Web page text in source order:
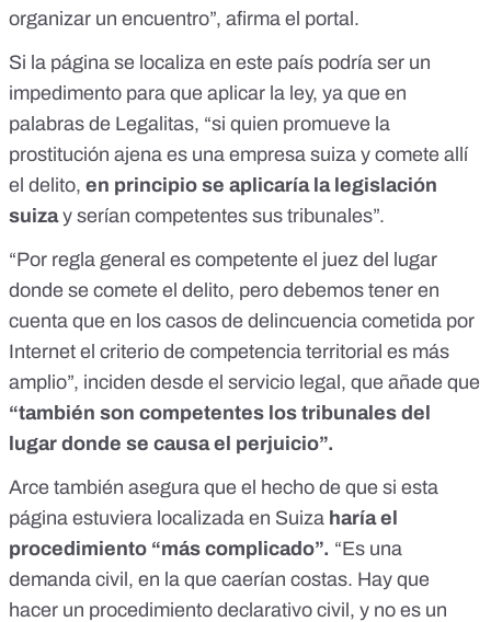
organizar un encuentro”, afirma el portal.
Si la página se localiza en este país podría ser un
impedimento para que aplicar la ley, ya que en
palabras de Legalitas, “si quien promueve la
prostitución ajena es una empresa suiza y comete allí
el delito, en principio se aplicaría la legislación
suizay serían competentes sus tribunales”.
“Por regla general es competente el juez del lugar
donde se comete el delito, pero debemos tener en
cuenta que en los casos de delincuencia cometida por
Internet el criterio de competencia territorial es más
amplio”, inciden desde el servicio legal, que añade que
“también son competentes los tribunales del
lugar donde se causa el perjuicio”.
Arce también asegura que el hecho de que si esta
página estuviera localizada en Suiza haría el
procedimiento “más complicado”. “Es una
demanda civil, en la que caerían costas. Hay que
hacer un procedimiento declarativo civil, y no es un